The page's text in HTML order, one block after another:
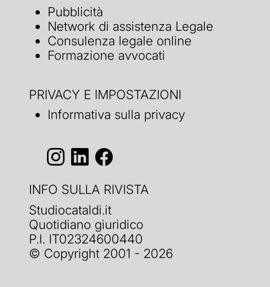
Pubblicità
Network di assistenza Legale
Consulenza legale online
Formazione avvocati
PRIVACY E IMPOSTAZIONI
Informativa sulla privacy
INFO SULLA RIVISTA
Studiocataldi.it
Quotidiano giuridico
P.I. IT02324600440
© Copyright 2001 - 2026